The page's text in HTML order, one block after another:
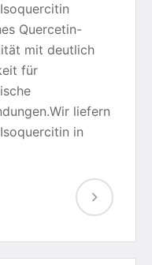
Quercetin-
mit deutlich
für
liefern
in